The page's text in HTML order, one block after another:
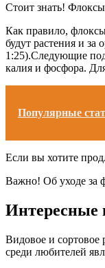
Стоит знать!
Как правило,
будут растения и
1:25).Следующие
калия и фосфора.
Популярные
Если вы хотите
Важно! Об уходе за
Интересные
Видовое и сортовое
среди любителей